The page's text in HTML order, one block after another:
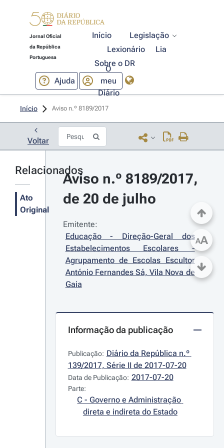
Jornal Oficial
da República
Portuguesa
Início
Legislação
Lexionário
Lia
Sobre o DR
Ajuda
O
meu
Diário
Início Aviso n.º 8189/2017
Voltar
Relacionados
Ato
Original
Aviso n.º 8189/2017,
de 20 de julho
Emitente:
Educação - Direção-Geral dos
Estabelecimentos Escolares -
Agrupamento de Escolas Escultor
António Fernandes Sá, Vila Nova de
Gaia
Informação da publicação
Publicação: Diário da República n.º
139/2017, Série II de 2017-07-20
Data de Publicação: 2017-07-20
Parte:
C - Governo e Administração
direta e indireta do Estado
AA